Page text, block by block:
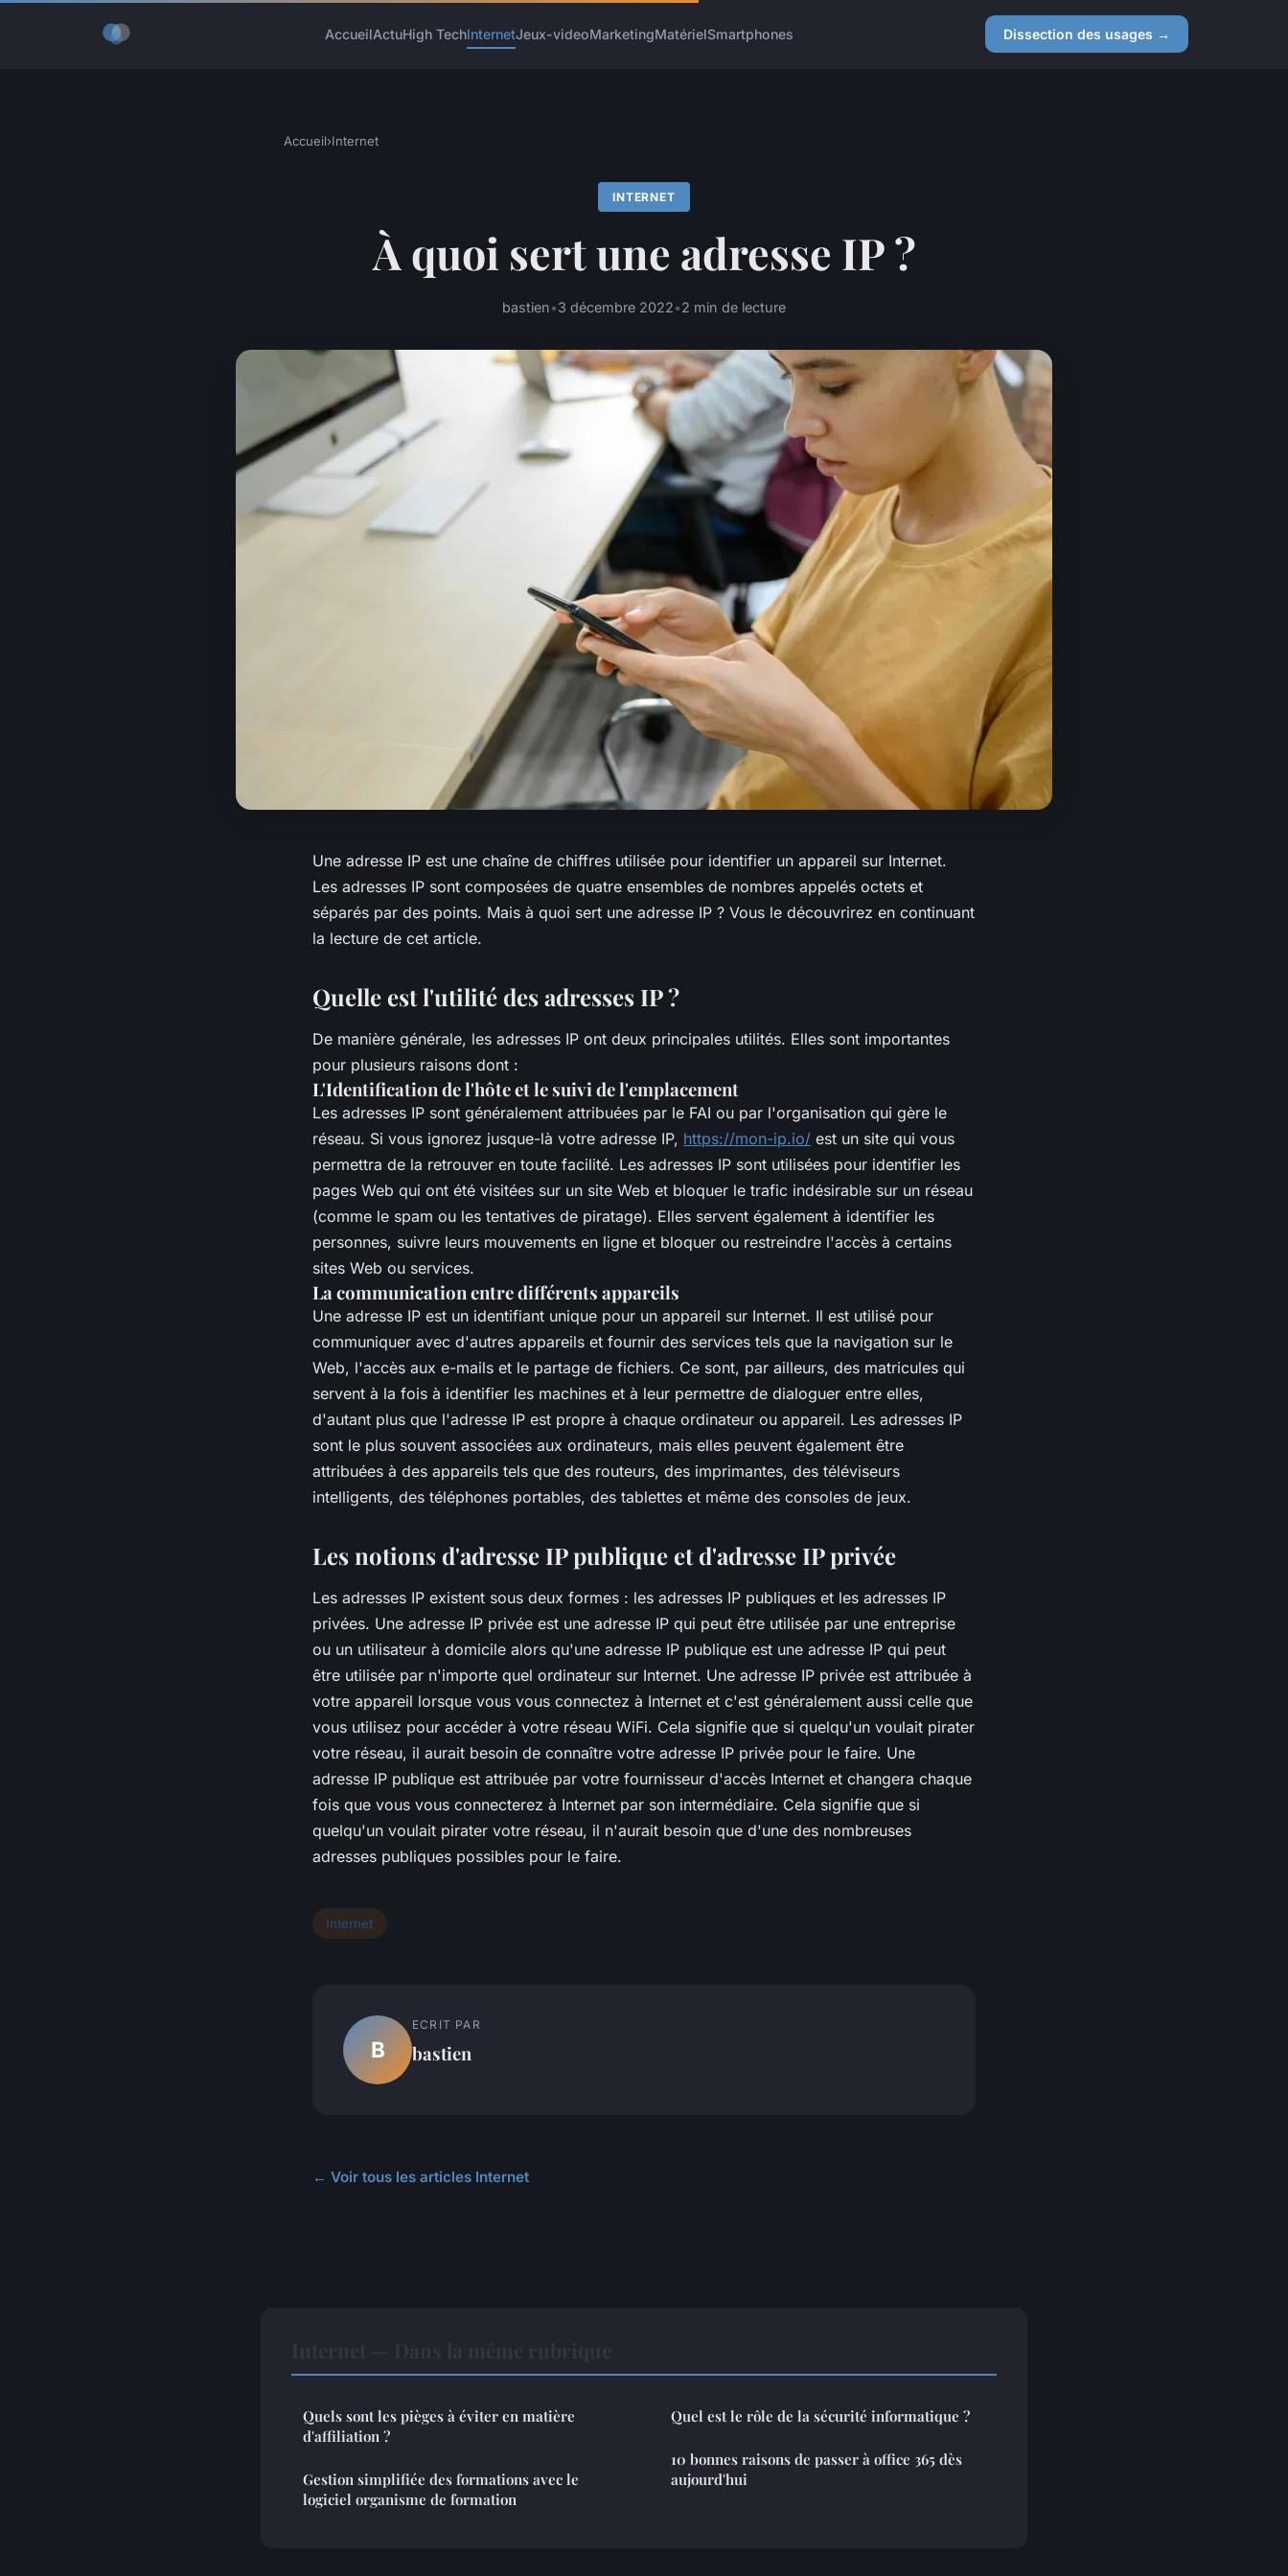
AccueilActuHigh TechInternetJeux-videoMarketingMatérielSmartphones Dissection des usages →
Accueil›Internet
INTERNET
À quoi sert une adresse IP ?
bastien•3 décembre 2022•2 min de lecture
Une adresse IP est une chaîne de chiffres utilisée pour identifier un appareil sur Internet.
Les adresses IP sont composées de quatre ensembles de nombres appelés octets et
séparés par des points. Mais à quoi sert une adresse IP ? Vous le découvrirez en continuant
la lecture de cet article.
Quelle est l'utilité des adresses IP ?
De manière générale, les adresses IP ont deux principales utilités. Elles sont importantes
pour plusieurs raisons dont :
L'Identification de l'hôte et le suivi de l'emplacement
Les adresses IP sont généralement attribuées par le FAI ou par l'organisation qui gère le
réseau. Si vous ignorez jusque-là votre adresse IP, https://mon-ip.io/ est un site qui vous
permettra de la retrouver en toute facilité. Les adresses IP sont utilisées pour identifier les
pages Web qui ont été visitées sur un site Web et bloquer le trafic indésirable sur un réseau
(comme le spam ou les tentatives de piratage). Elles servent également à identifier les
personnes, suivre leurs mouvements en ligne et bloquer ou restreindre l'accès à certains
sites Web ou services.
La communication entre différents appareils
Une adresse IP est un identifiant unique pour un appareil sur Internet. Il est utilisé pour
communiquer avec d'autres appareils et fournir des services tels que la navigation sur le
Web, l'accès aux e-mails et le partage de fichiers. Ce sont, par ailleurs, des matricules qui
servent à la fois à identifier les machines et à leur permettre de dialoguer entre elles,
d'autant plus que l'adresse IP est propre à chaque ordinateur ou appareil. Les adresses IP
sont le plus souvent associées aux ordinateurs, mais elles peuvent également être
attribuées à des appareils tels que des routeurs, des imprimantes, des téléviseurs
intelligents, des téléphones portables, des tablettes et même des consoles de jeux.
Les notions d'adresse IP publique et d'adresse IP privée
Les adresses IP existent sous deux formes : les adresses IP publiques et les adresses IP
privées. Une adresse IP privée est une adresse IP qui peut être utilisée par une entreprise
ou un utilisateur à domicile alors qu'une adresse IP publique est une adresse IP qui peut
être utilisée par n'importe quel ordinateur sur Internet. Une adresse IP privée est attribuée à
votre appareil lorsque vous vous connectez à Internet et c'est généralement aussi celle que
vous utilisez pour accéder à votre réseau WiFi. Cela signifie que si quelqu'un voulait pirater
votre réseau, il aurait besoin de connaître votre adresse IP privée pour le faire. Une
adresse IP publique est attribuée par votre fournisseur d'accès Internet et changera chaque
fois que vous vous connecterez à Internet par son intermédiaire. Cela signifie que si
quelqu'un voulait pirater votre réseau, il n'aurait besoin que d'une des nombreuses
adresses publiques possibles pour le faire.
Internet
B
ECRIT PAR
bastien
← Voir tous les articles Internet
Quels sont les pièges à éviter en matière
d'affiliation ?
Gestion simplifiée des formations avec le
logiciel organisme de formation
Quel est le rôle de la sécurité informatique ?
10 bonnes raisons de passer à office 365 dès
aujourd'hui